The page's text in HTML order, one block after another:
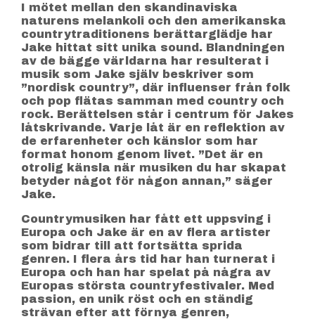
I mötet mellan den skandinaviska
naturens melankoli och den amerikanska
countrytraditionens berättarglädje har
Jake hittat sitt unika sound. Blandningen
av de bägge världarna har resulterat i
musik som Jake själv beskriver som
”nordisk country”, där influenser från folk
och pop flätas samman med country och
rock. Berättelsen står i centrum för Jakes
låtskrivande. Varje låt är en reflektion av
de erfarenheter och känslor som har
format honom genom livet. ”Det är en
otrolig känsla när musiken du har skapat
betyder något för någon annan,” säger
Jake.
Countrymusiken har fått ett uppsving i
Europa och Jake är en av flera artister
som bidrar till att fortsätta sprida
genren. I flera års tid har han turnerat i
Europa och han har spelat på några av
Europas största countryfestivaler. Med
passion, en unik röst och en ständig
strävan efter att förnya genren,